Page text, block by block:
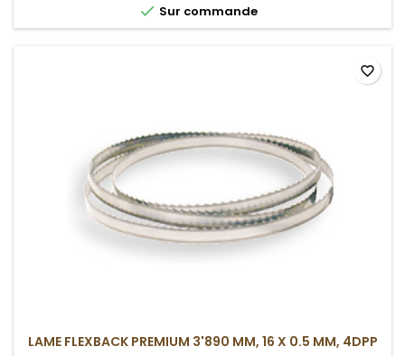
 Sur commande
LAME FLEXBACK PREMIUM 3'890 MM, 16 X 0.5 MM, 4DPP
favorite_border